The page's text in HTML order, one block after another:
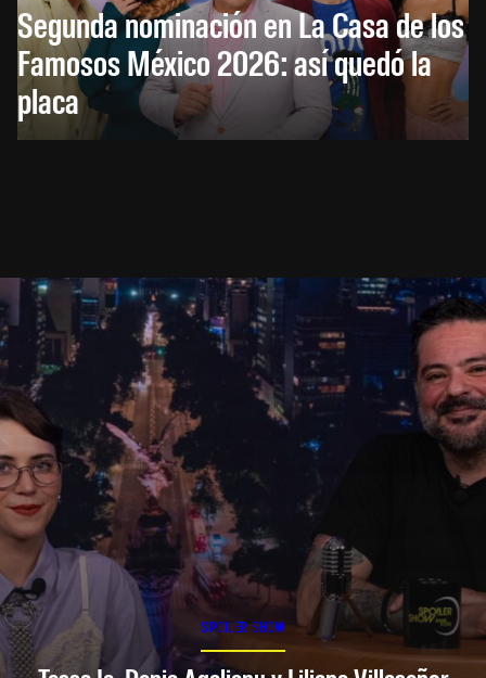
Segunda nominación en La Casa de los
Famosos México 2026: así quedó la
placa
SPOILER SHOW